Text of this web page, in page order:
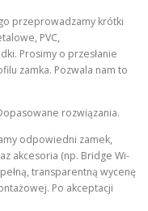
przeprowadzamy krótki
PVC,
Prosimy o przesłanie
zamka. Pozwala nam to
rozwiązania.
odpowiedni zamek,
akcesoria (np. Bridge Wi-
transparentną wycenę
Po akceptacji